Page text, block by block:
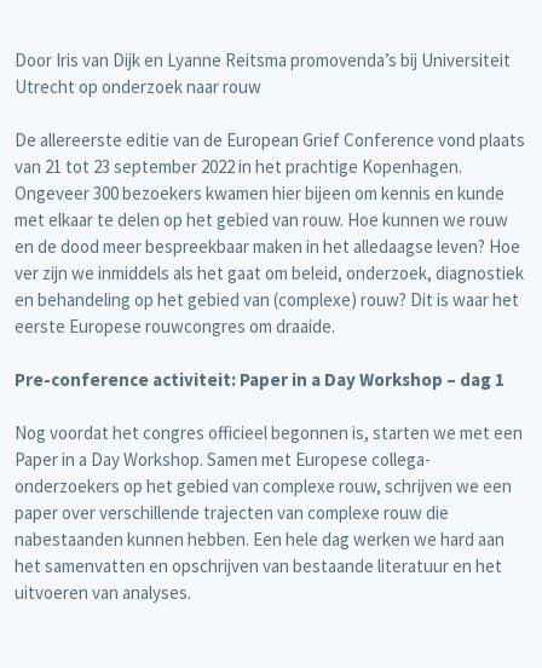
Door Iris van Dijk en Lyanne Reitsma promovenda’s bij Universiteit
Utrecht op onderzoek naar rouw
De allereerste editie van de European Grief Conference vond plaats
van 21 tot 23 september 2022 in het prachtige Kopenhagen.
Ongeveer 300 bezoekers kwamen hier bijeen om kennis en kunde
met elkaar te delen op het gebied van rouw. Hoe kunnen we rouw
en de dood meer bespreekbaar maken in het alledaagse leven? Hoe
ver zijn we inmiddels als het gaat om beleid, onderzoek, diagnostiek
en behandeling op het gebied van (complexe) rouw? Dit is waar het
eerste Europese rouwcongres om draaide.
Pre-conference activiteit: Paper in a Day Workshop – dag 1
Nog voordat het congres officieel begonnen is, starten we met een
Paper in a Day Workshop. Samen met Europese collega-
onderzoekers op het gebied van complexe rouw, schrijven we een
paper over verschillende trajecten van complexe rouw die
nabestaanden kunnen hebben. Een hele dag werken we hard aan
het samenvatten en opschrijven van bestaande literatuur en het
uitvoeren van analyses.